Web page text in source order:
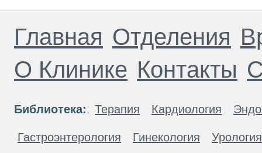
Главная Отделения
О Клинике Контакты
Библиотека: Терапия Кардиология
Гастроэнтерология Гинекология Урология